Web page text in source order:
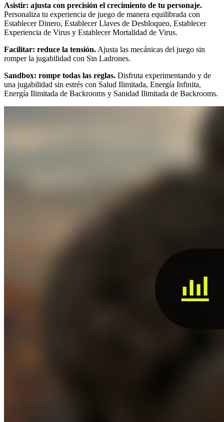
Asistir: ajusta con precisión el crecimiento de tu personaje.
Personaliza tu experiencia de juego de manera equilibrada con
Establecer Dinero, Establecer Llaves de Desbloqueo, Establecer
Experiencia de Virus y Establecer Mortalidad de Virus.
Facilitar: reduce la tensión. Ajusta las mecánicas del juego sin
romper la jugabilidad con Sin Ladrones.
Sandbox: rompe todas las reglas. Disfruta experimentando y de
una jugabilidad sin estrés con Salud Ilimitada, Energía Infinita,
Energía Ilimitada de Backrooms y Sanidad Ilimitada de Backrooms.